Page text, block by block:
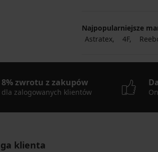
Najpopularniejsze
Astratex
4F
8% zwrotu z zakupów
dla zalogowanych klientów
klienta